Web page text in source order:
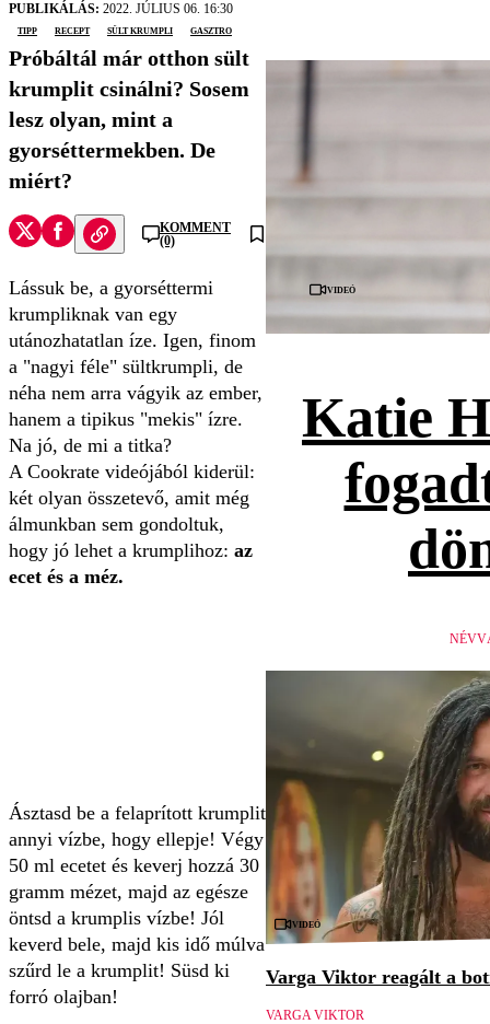
PUBLIKÁLÁS: 2022. JÚLIUS 06. 16:30
tipp
recept sült krumpli gasztro
Próbáltál már otthon sült
krumplit csinálni? Sosem
lesz olyan, mint a
gyorséttermekben. De
miért?
KOMMENT
(0)
Lássuk be, a gyorséttermi
krumpliknak van egy
utánozhatatlan íze. Igen, finom
a "nagyi féle" sültkrumpli, de
néha nem arra vágyik az ember,
hanem a tipikus "mekis" ízre.
Na jó, de mi a titka?
A Cookrate videójából kiderül:
két olyan összetevő, amit még
álmunkban sem gondoltuk,
hogy jó lehet a krumplihoz: az
ecet és a méz.
Ásztasd be a felaprított krumplit
annyi vízbe, hogy ellepje! Végy
50 ml ecetet és keverj hozzá 30
gramm mézet, majd az egésze
öntsd a krumplis vízbe! Jól
keverd bele, majd kis idő múlva
szűrd le a krumplit! Süsd ki
forró olajban!
Videó
Katie
Videó
Varga Viktor reagált a
VARGA VIKTOR